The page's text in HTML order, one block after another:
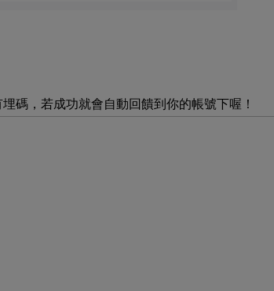
碼，若成功就會自動回饋到你的帳號下喔！